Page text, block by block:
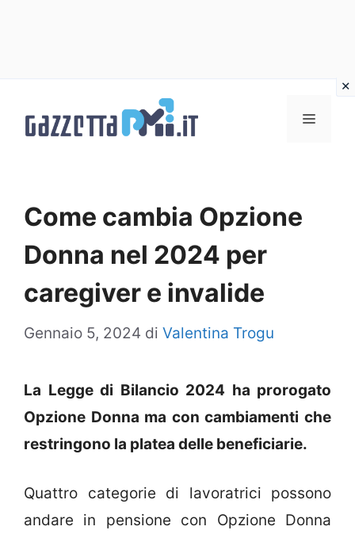
Menu
Come cambia Opzione
Donna nel 2024 per
caregiver e invalide
Gennaio 5, 2024 di Valentina Trogu
La Legge di Bilancio 2024 ha prorogato
Opzione Donna ma con cambiamenti che
restringono la platea delle beneficiarie.
Quattro categorie di lavoratrici possono
andare in pensione con Opzione Donna